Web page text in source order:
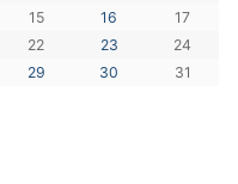
15 16
17
22 23
24
29 30 31